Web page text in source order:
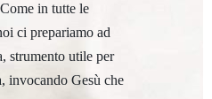
in tutte le
ci prepariamo ad
strumento utile per
invocando Gesù che